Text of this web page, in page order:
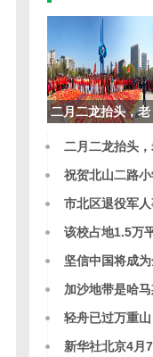
二月二龙抬头，老
二月二龙抬头
南老年
祝贺北山二路
市北区退役军
会与项
该校占地1.5万
坚信中国将成
重要的
加沙地带是哈
轻舟已过万重山
新华社北京4月